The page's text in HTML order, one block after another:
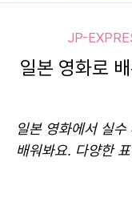
JP-
일본 영화로
일본 영화에서 실
배워봐요. 다양한